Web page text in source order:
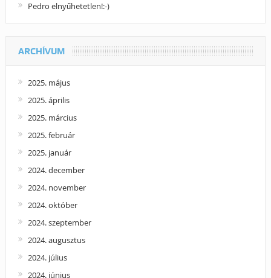
Pedro elnyűhetetlen!:-)
ARCHÍVUM
2025. május
2025. április
2025. március
2025. február
2025. január
2024. december
2024. november
2024. október
2024. szeptember
2024. augusztus
2024. július
2024. június